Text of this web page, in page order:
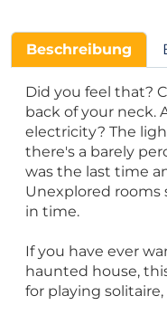
Beschreibung
Did you feel that?
back of your neck.
electricity? The
there's a barely
was the last time
Unexplored rooms
in time.
If you have ever
haunted house,
for playing